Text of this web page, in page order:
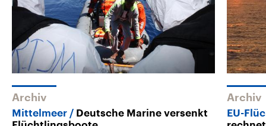
Archiv
Mittelmeer
Deutsche Marine versenkt
Archiv
EU-